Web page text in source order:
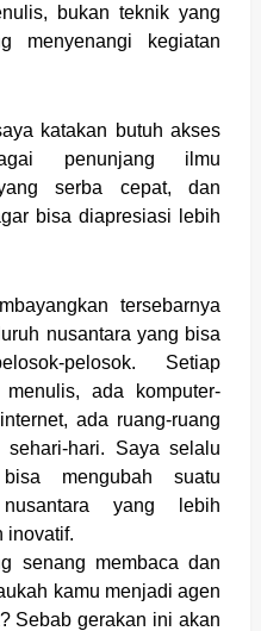
bukan teknik yang
menyenangi kegiatan
katakan butuh akses
penunjang ilmu
serba cepat, dan
bisa diapresiasi lebih
tersebarnya
nusantara yang bisa
pelosok. Setiap
ada komputer-
ada ruang-ruang
hari. Saya selalu
mengubah suatu
yang lebih
inovatif.
membaca dan
kamu menjadi agen
Sebab gerakan ini akan